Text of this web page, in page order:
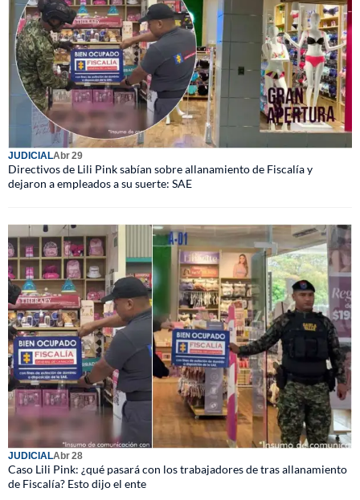
JUDICIALAbr 29
Directivos de Lili Pink sabían sobre allanamiento de Fiscalía y
dejaron a empleados a su suerte: SAE
JUDICIALAbr 28
Caso Lili Pink: ¿qué pasará con los trabajadores de tras allanamiento
de Fiscalía? Esto dijo el ente